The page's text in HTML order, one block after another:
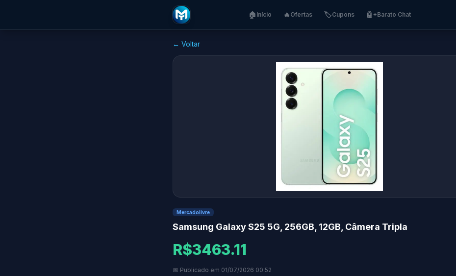
🏠 Início 🔥 Ofertas 🏷️Cupons 🤖+Barato Chat
← Voltar
Mercadolivre
Samsung Galaxy S25 5G, 256GB, 12GB, Câmera Tripla
R$3463.11
📅 Publicado em 01/07/2026 00:52